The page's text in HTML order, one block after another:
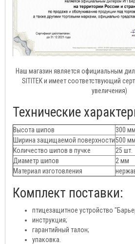
Наш магазин является официальным
SITITEK и имеет соответствующий
увеличения)
Технические
Высота шипов
300 мм
Ширина защищаемой поверхности500 мм
Количество шипов в пучке
25 шт.
Диаметр шипов
2 мм
Материал изготовления
Комплект поставки:
птицезащитное устройство
инструкция;
гарантийный талон;
упаковка.